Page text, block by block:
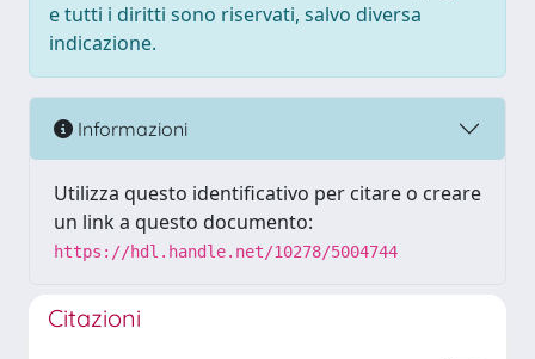
e tutti i diritti sono riservati, salvo diversa
indicazione.
Informazioni
Utilizza questo identificativo per citare o creare
un link a questo documento:
https://hdl.handle.net/10278/5004744
Citazioni